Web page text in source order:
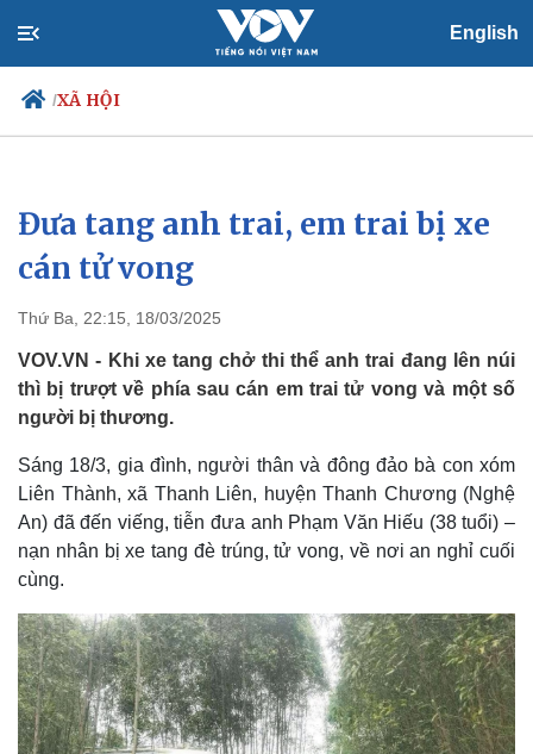
English
/XÃ HỘI
Chính trị
Đảng
Tổ chức nhân sự
Nhận diện sự thật
Xã hội
Việc làm
Biển đảo
Đưa tang anh trai, em trai bị xe
cán tử vong
Thứ Ba, 22:15, 18/03/2025
VOV.VN - Khi xe tang chở thi thể anh trai đang lên núi
thì bị trượt về phía sau cán em trai tử vong và một số
người bị thương.
Sáng 18/3, gia đình, người thân và đông đảo bà con xóm
Liên Thành, xã Thanh Liên, huyện Thanh Chương (Nghệ
An) đã đến viếng, tiễn đưa anh Phạm Văn Hiếu (38 tuổi) –
nạn nhân bị xe tang đè trúng, tử vong, về nơi an nghỉ cuối
cùng.